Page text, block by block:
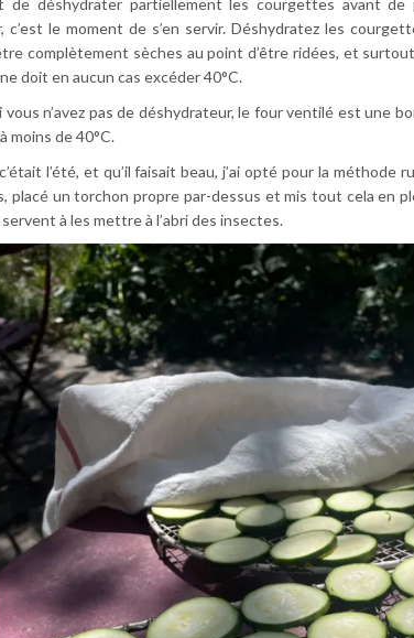
de déshydrater partiellement les courgettes avant
c’est le moment de s’en servir. Déshydratez les
complètement sèches au point d’être ridées, et
doit en aucun cas excéder 40°C.
vous n’avez pas de déshydrateur, le four ventilé est une
moins de 40°C.
l’été, et qu’il faisait beau, j’ai opté pour la
placé un torchon propre par-dessus et mis tout cela en
à les mettre à l’abri des insectes.